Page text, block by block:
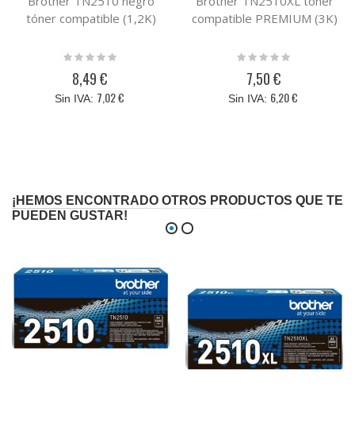
tóner compatible (1,2K)
Rating:
8,49 €
7,02 €
compatible PREMIUM (3K)
Rating:
7,50 €
6,20 €
¡HEMOS ENCONTRADO OTROS PRODUCTOS QUE TE
PUEDEN GUSTAR!